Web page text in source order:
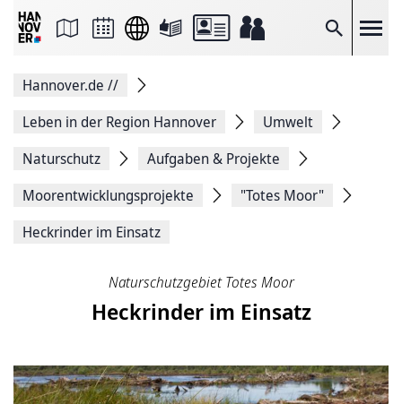
Suche
Seite
Facebook
teilen
Seitenlink
Seite
Hannover.de //
Leben in der Region Hannover
Umwelt
Naturschutz
Aufgaben & Projekte
Moorentwicklungsprojekte
"Totes Moor"
Heckrinder im Einsatz
Naturschutzgebiet Totes Moor
Heckrinder im Einsatz